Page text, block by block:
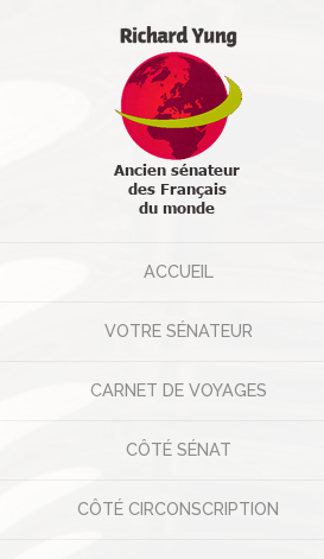
ACCUEIL
VOTRE SÉNATEUR
CARNET DE VOYAGES
CÔTÉ SÉNAT
CÔTÉ CIRCONSCRIPTION